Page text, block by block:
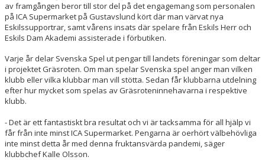
av framgången beror till stor del på det engagemang som personalen
på ICA Supermarket på Gustavslund kört där man värvat nya
Eskilssupportrar, samt vårens insats där spelare från Eskils Herr och
Eskils Dam Akademi assisterade i förbutiken.
Varje år delar Svenska Spel ut pengar till landets föreningar som deltar
i projektet Gräsroten. Om man spelar Svenska spel anger man vilken
klubb eller vilka klubbar man vill stötta. Sedan får klubbarna utdelning
efter hur mycket som spelas av Gräsroteninnehavarna i respektive
klubb.
- Det är ett fantastiskt bra resultat och vi är tacksamma för all hjälp vi
får från inte minst ICA Supermarket. Pengarna är oerhört välbehövliga
inte minst detta år med denna fruktansvärda pandemi, säger
klubbchef Kalle Olsson.